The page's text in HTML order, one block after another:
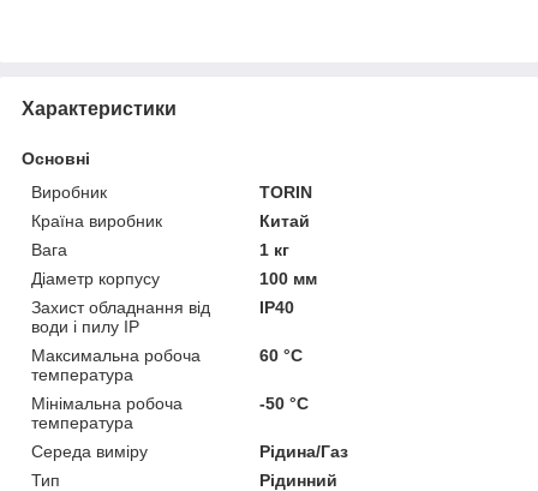
Характеристики
Основні
Виробник
TORIN
Країна виробник
Китай
Вага
1 кг
Діаметр корпусу
100 мм
Захист обладнання від
води і пилу IP
IP40
Максимальна робоча
температура
60 °С
Мінімальна робоча
температура
-50 °С
Середа виміру
Рідина/Газ
Тип
Рідинний